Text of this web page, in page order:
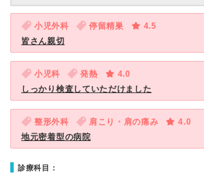
小児外科 停留精巣
4.5
皆さん親切
小児科 発熱
4.0
しっかり検査していただけました
整形外科 肩こり・肩の痛み
4.0
地元密着型の病院
診療科目：